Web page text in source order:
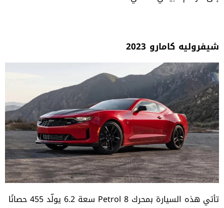
شيفروليه كامارو 2023
تأتي هذه السيارة بمحرك Petrol 8 سعة 6.2 يولّد 455 حصانًا